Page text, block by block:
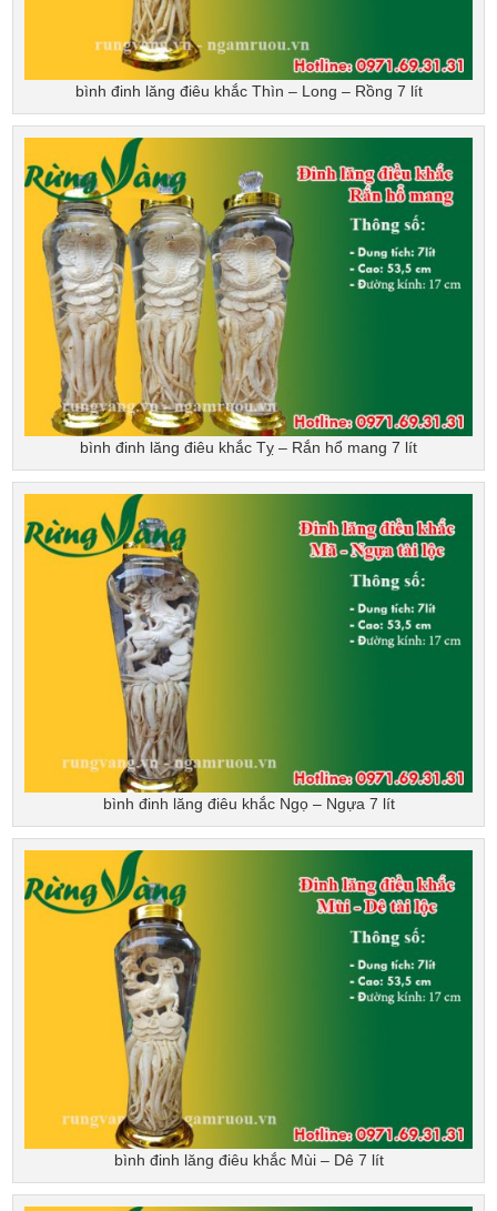
bình đinh lăng điêu khắc Thìn – Long – Rồng 7 lít
bình đinh lăng điêu khắc Tỵ – Rắn hổ mang 7 lít
bình đinh lăng điêu khắc Ngọ – Ngựa 7 lít
bình đinh lăng điêu khắc Mùi – Dê 7 lít